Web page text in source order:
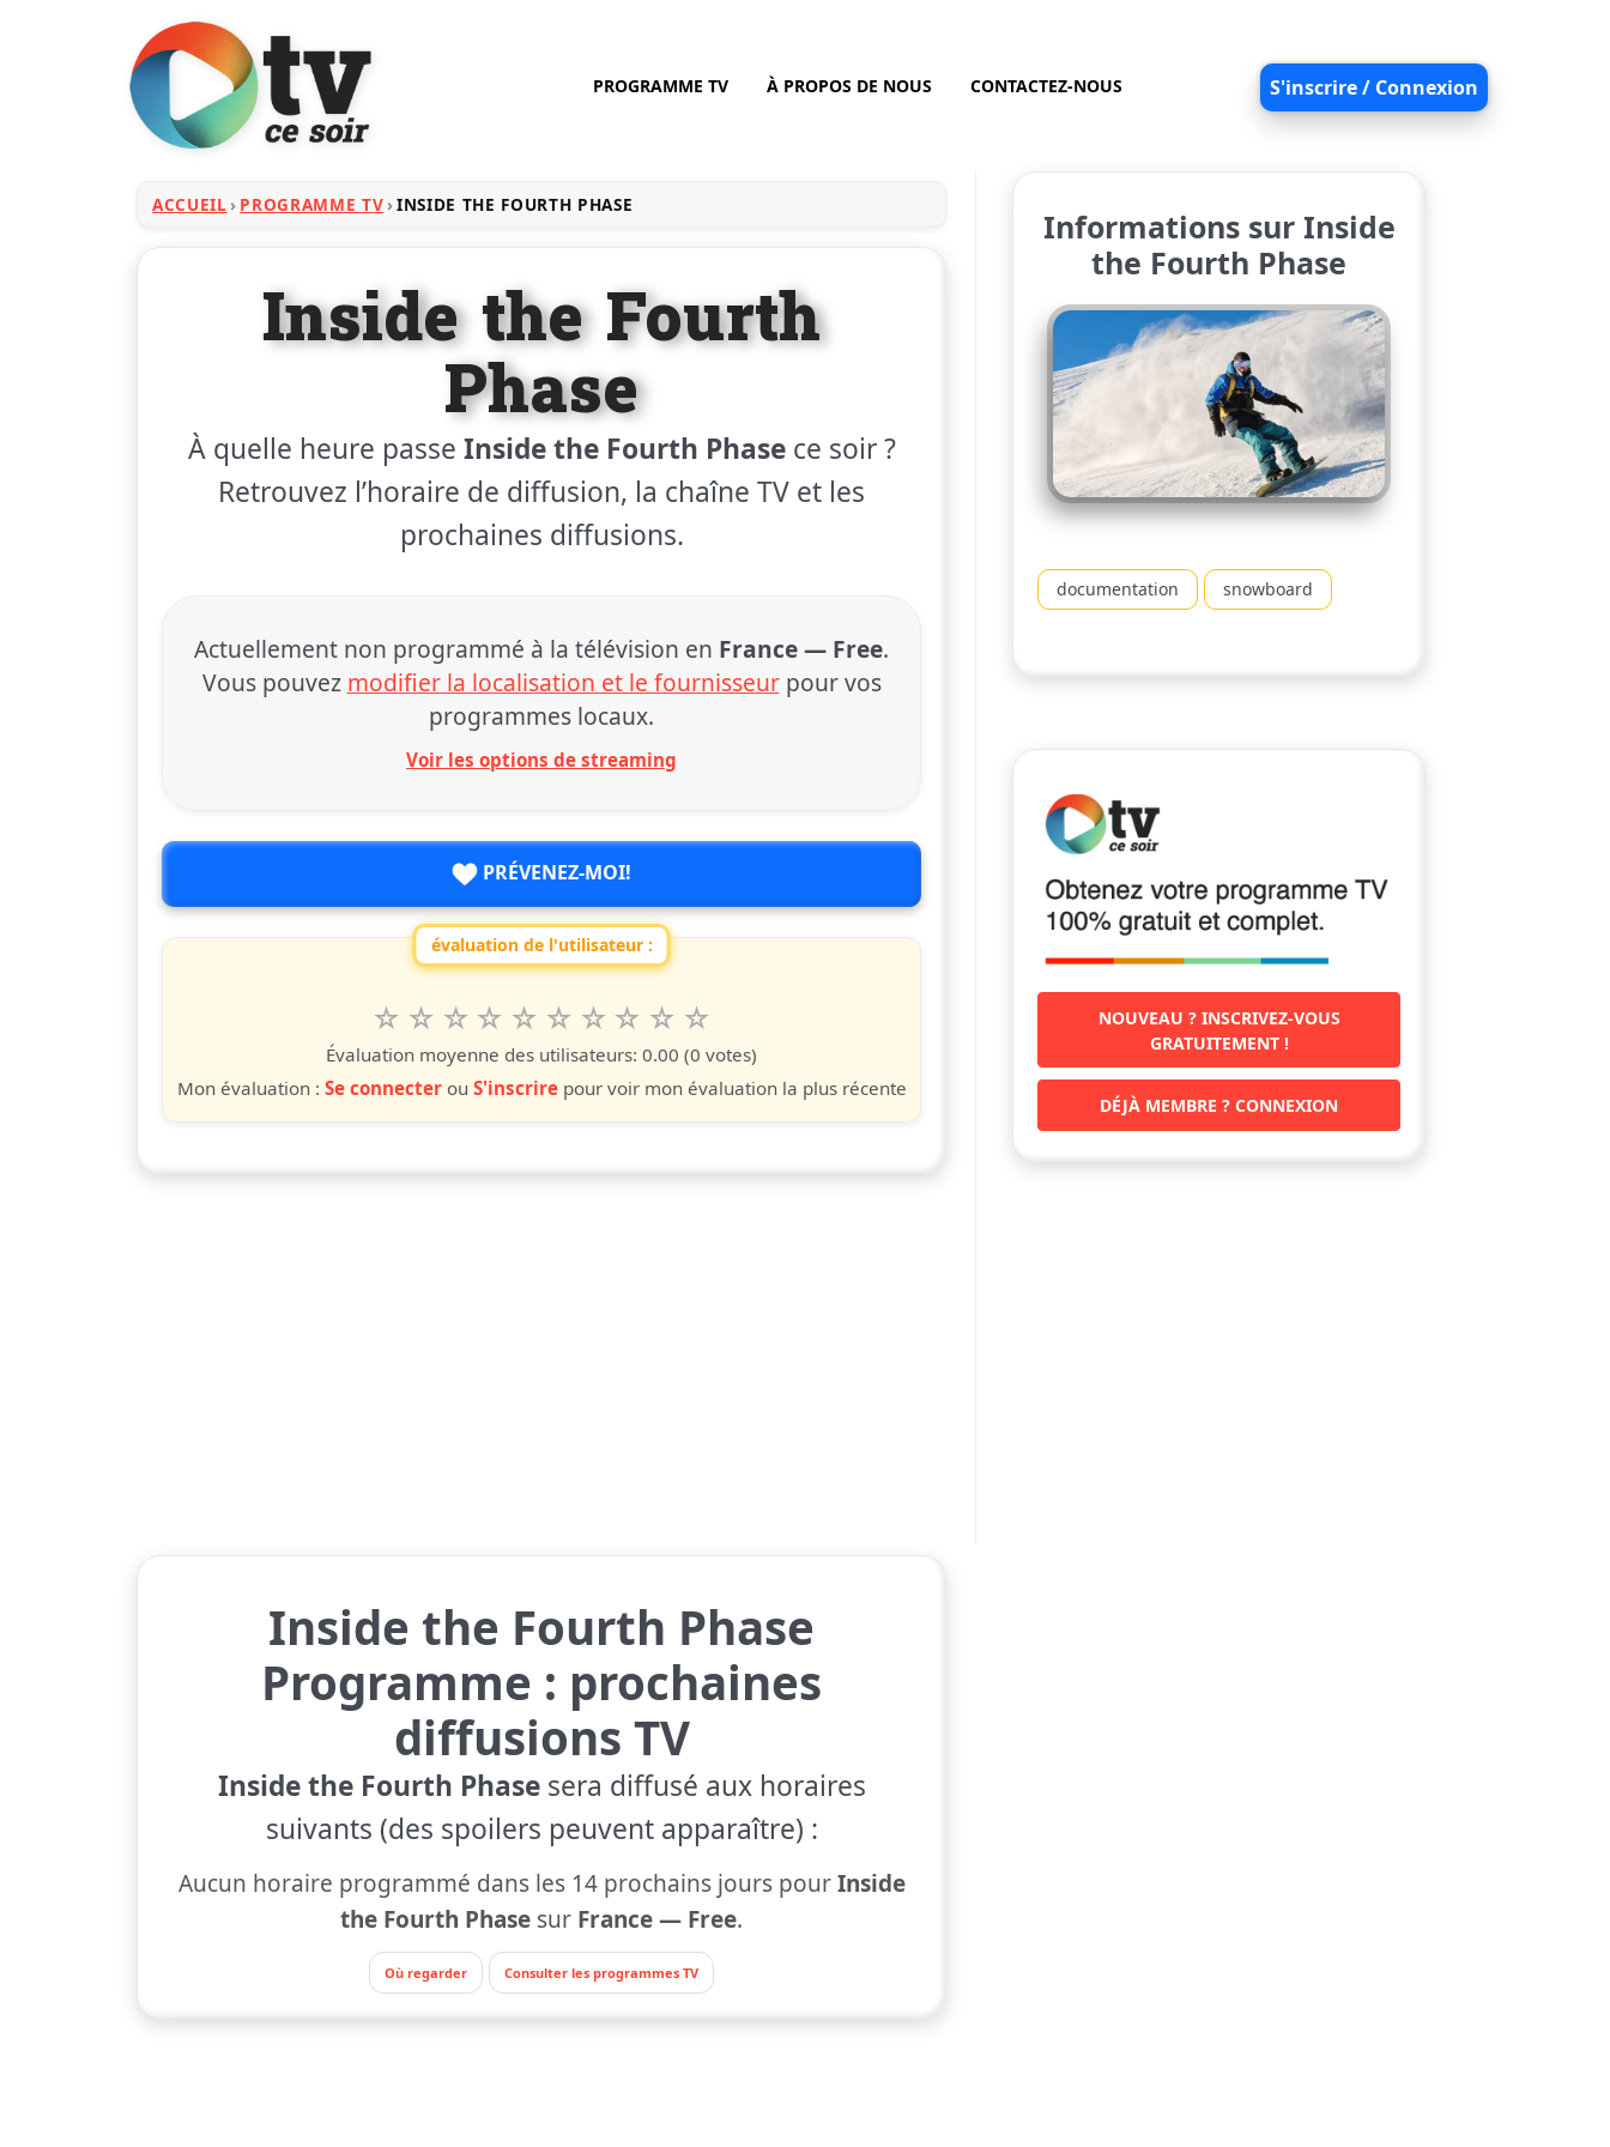
PROGRAMME TV À PROPOS DE NOUS CONTACTEZ-NOUS S'inscrire / Connexion
ACCUEIL PROGRAMME TV INSIDE THE FOURTH PHASE
Inside the Fourth
Phase
À quelle heure passe Inside the Fourth Phasece soir ?
Retrouvez l’horaire de diffusion, la chaîne TV et les
prochaines diffusions.
Actuellement non programmé à la télévision en France — Free.
Vous pouvez modifier la localisation et le fournisseurpour vos
programmes locaux.
Voir les options de streaming
PRÉVENEZ-MOI!
évaluation de l'utilisateur :
Valuta questo spettacolo da 1 a 10 étoiles
10
étoiles
9
étoiles
8
étoiles
7
étoiles
6
étoiles
5
étoiles
4
étoiles
3
étoiles
2
étoiles
étoile
Évaluation moyenne des utilisateurs: 0.00 (0 votes)
Mon évaluation : Se connecterou S'inscrirepour voir mon évaluation la plus récente
Inside the Fourth Phase
Programme : prochaines
diffusions TV
Inside the Fourth Phasesera diffusé aux horaires
suivants (des spoilers peuvent apparaître) :
Aucun horaire programmé dans les 14 prochains jours pourInside
the Fourth Phase sur France — Free.
Où regarder Consulter les programmes TV
Informations sur Inside
the Fourth Phase
documentation snowboard
NOUVEAU ? INSCRIVEZ-VOUS
GRATUITEMENT !
DÉJÀ MEMBRE ? CONNEXION